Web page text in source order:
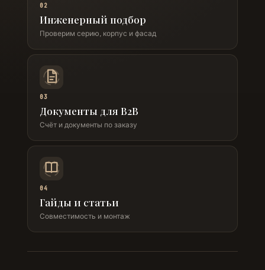
02
Инженерный подбор
Проверим серию, корпус и фасад
03
Документы для B2B
Счёт и документы по заказу
04
Гайды и статьи
Совместимость и монтаж